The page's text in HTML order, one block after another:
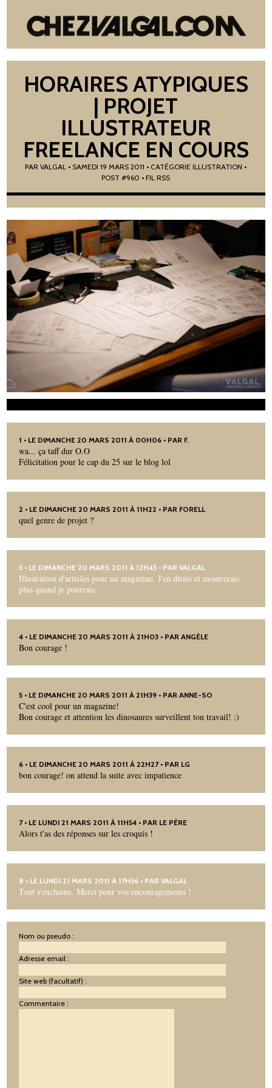
HORAIRES ATYPIQUES
| PROJET
ILLUSTRATEUR
FREELANCE EN COURS
PARVALGAL • SAMEDI 19 MARS 2011 • CATÉGORIEILLUSTRATION •
POST #960 • FIL RSS
1 • LE DIMANCHE 20 MARS 2011 À 00H06 • PAR F.
wa... ça taff dur O.O
Félicitation pour le cap du 25 sur le blog lol
2 • LE DIMANCHE 20 MARS 2011 À 11H22 • PAR FORELL
quel genre de projet ?
3 • LE DIMANCHE 20 MARS 2011 À 12H43 • PARVALGAL
Illustration d'articles pour un magazine. J'en dirais et montrerais
plus quand je pourrais.
4 • LE DIMANCHE 20 MARS 2011 À 21H03 • PAR ANGÈLE
Bon courage !
5 • LE DIMANCHE 20 MARS 2011 À 21H39 • PAR ANNE-SO
C'est cool pour un magazine!
Bon courage et attention les dinosaures surveillent ton travail! :)
6 • LE DIMANCHE 20 MARS 2011 À 22H27 • PAR LG
bon courage! on attend la suite avec impatience
7• LE LUNDI 21 MARS 2011 À 11H54 • PAR LE PÈRE
Alors t'as des réponses sur les croquis !
8 • LE LUNDI 21 MARS 2011 À 17H56 • PARVALGAL
Tout s'enchaine. Merci pour vos encouragements !
Nom ou pseudo :
Adresse email :
Site web (facultatif) :
Commentaire :